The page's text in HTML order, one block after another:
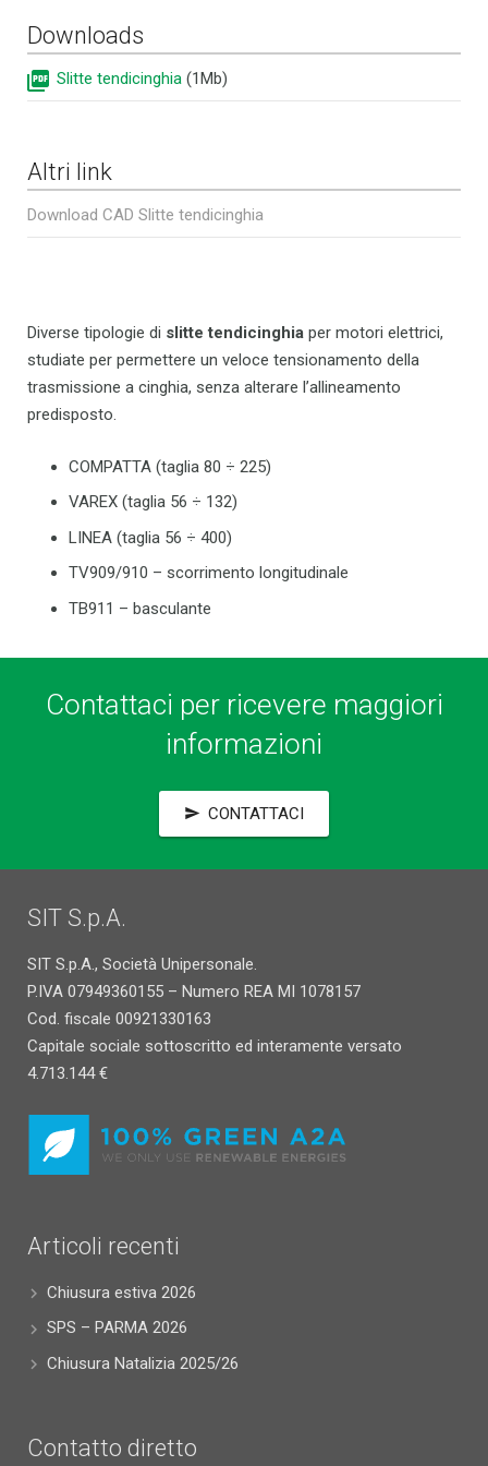
Downloads
Slitte tendicinghia (1Mb)
Altri link
Download CAD Slitte tendicinghia
Diverse tipologie di slitte tendicinghia per motori elettrici,
studiate per permettere un veloce tensionamento della
trasmissione a cinghia, senza alterare l’allineamento
predisposto.
COMPATTA (taglia 80 ÷ 225)
VAREX (taglia 56 ÷ 132)
LINEA (taglia 56 ÷ 400)
TV909/910 – scorrimento longitudinale
TB911 – basculante
Contattaci per ricevere maggiori
informazioni
send CONTATTACI
SIT S.p.A.
SIT S.p.A., Società Unipersonale.
P.IVA 07949360155 – Numero REA MI 1078157
Cod. fiscale 00921330163
Capitale sociale sottoscritto ed interamente versato
4.713.144 €
Articoli recenti
Chiusura estiva 2026
SPS – PARMA 2026
Chiusura Natalizia 2025/26
Contatto diretto